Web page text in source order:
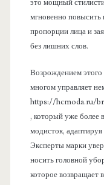
это мощный
мгновенно повысить
пропорции лица и
без лишних слов.
Возрождением этого
многом управляет
https://hcmoda.ru/
, который уже более
модисток,
Эксперты марки
носить головной
которое возвращает